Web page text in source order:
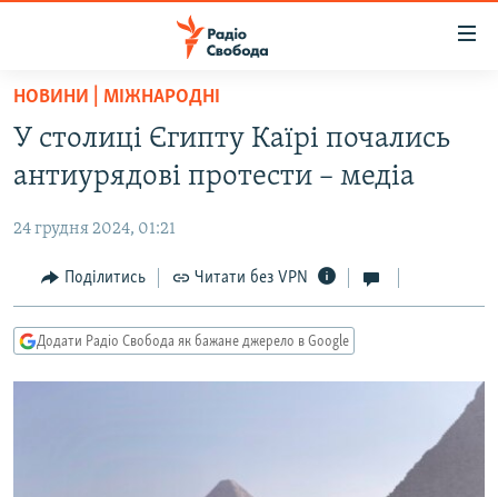
Перейти
основного
матеріалу
до
навігації
Перейти
до
ВСЕ ЗА ДОБУ
СТАТТІ
ПОЛІТИКА
ЕКОНОМІКА
КУЛЬТУРА
ВІЙНА
РОСІЙСЬКА «ФІЛЬТРАЦІЯ»
КРИМ.РЕАЛІЇ
НОВИНИ | МІЖНАРОДНІ
У столиці Єгипту Каїрі почались
антиурядові протести – медіа
24 грудня 2024, 01:21
Поділитись Читати без VPN
Додати Радіо Свобода як бажане джерело в Google